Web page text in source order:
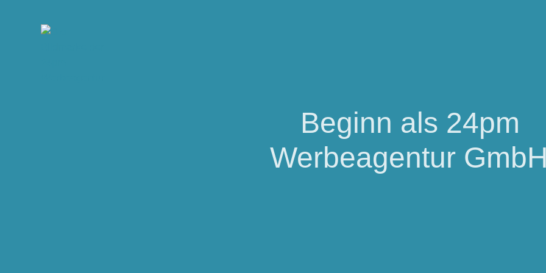
Beginn als 24pm
Werbeagentur GmbH